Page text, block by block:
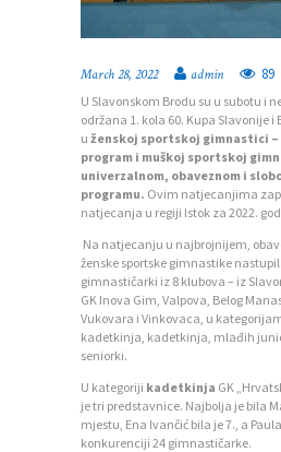
March 28, 2022 admin 89
U Slavonskom Brodu su u subotu i
održana 1. kola 60. Kupa Slavonije i
u ženskoj sportskoj gimnastici
program i muškoj sportskoj
univerzalnom, obaveznom i
programu. Ovim natjecanjima
natjecanja u regiji Istok za 2022.
Na natjecanju u najbrojnijem,
ženske sportske gimnastike
gimnastičarki iz 8 klubova – iz
GK Inova Gim, Valpova, Belog
Vukovara i Vinkovaca, u
kadetkinja, kadetkinja, mlađih
seniorki.
U kategoriji kadetkinja GK
je tri predstavnice. Najbolja je bila
mjestu, Ena Ivančić bila je 7., a
konkurenciji 24 gimnastičarke.